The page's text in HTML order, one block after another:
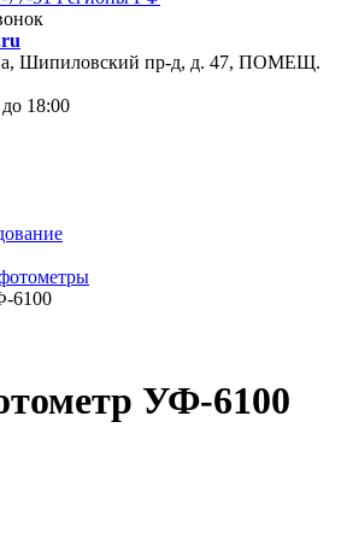
Шипиловский пр-д, д. 47, ПОМЕЩ.
18:00
6100
УФ-6100